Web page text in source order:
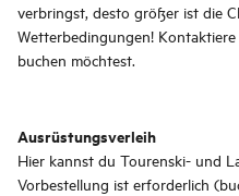
verbringst, desto größer ist die
Wetterbedingungen!
buchen möchtest.
Ausrüstungsverleih
Hier kannst du Tourenski- und
Vorbestellung ist erforderlich